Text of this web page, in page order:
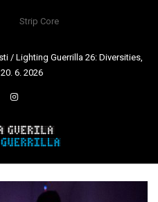
Strip Core
/ Lighting Guerrilla 26: Diversities,
6. 2026